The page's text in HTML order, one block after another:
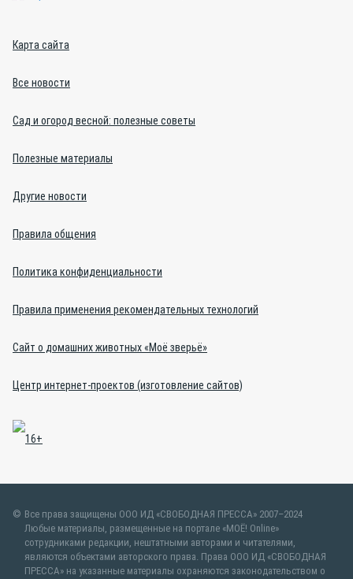
Карта сайта
Все новости
Сад и огород весной: полезные советы
Полезные материалы
Другие новости
Правила общения
Политика конфиденциальности
Правила применения рекомендательных технологий
Сайт о домашних животных «Моё зверьё»
Центр интернет-проектов (изготовление сайтов)
Все права защищены ООО ИД «СВОБОДНАЯ ПРЕССА» 2007–2024
Любые материалы, размещенные на портале «МОЁ! Online»
сотрудниками редакции, нештатными авторами и читателями,
являются объектами авторского права. Права ООО ИД «СВОБОДНАЯ
ПРЕССА» на указанные материалы охраняются законодательством о